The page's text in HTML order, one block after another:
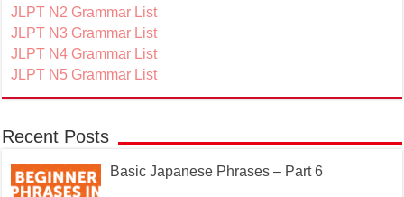
JLPT N2 Grammar List
JLPT N3 Grammar List
JLPT N4 Grammar List
JLPT N5 Grammar List
Recent Posts
Basic Japanese Phrases – Part 6